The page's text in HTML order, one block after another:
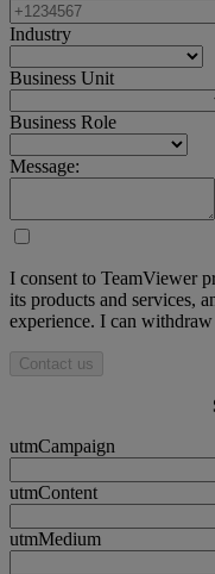
Industry
Business Unit
Business Role
Message:
I consent to TeamViewer
its products and services,
experience. I can
Contact us
utmCampaign
utmContent
utmMedium